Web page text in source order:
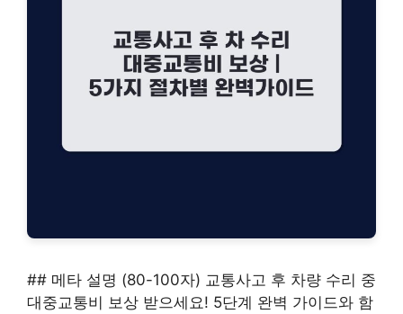
## 메타 설명 (80-100자) 교통사고 후 차량 수리 중
대중교통비 보상 받으세요! 5단계 완벽 가이드와 함